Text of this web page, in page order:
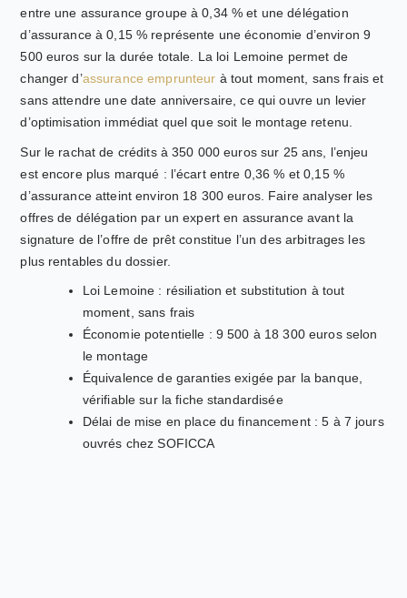
entre une assurance groupe à 0,34 % et une délégation
d’assurance à 0,15 % représente une économie d’environ 9
500 euros sur la durée totale. La loi Lemoine permet de
changer d’assurance emprunteur à tout moment, sans frais et
sans attendre une date anniversaire, ce qui ouvre un levier
d’optimisation immédiat quel que soit le montage retenu.
Sur le rachat de crédits à 350 000 euros sur 25 ans, l’enjeu
est encore plus marqué : l’écart entre 0,36 % et 0,15 %
d’assurance atteint environ 18 300 euros. Faire analyser les
offres de délégation par un expert en assurance avant la
signature de l’offre de prêt constitue l’un des arbitrages les
plus rentables du dossier.
Loi Lemoine : résiliation et substitution à tout
moment, sans frais
Économie potentielle : 9 500 à 18 300 euros selon
le montage
Équivalence de garanties exigée par la banque,
vérifiable sur la fiche standardisée
Délai de mise en place du financement : 5 à 7 jours
ouvrés chez SOFICCA